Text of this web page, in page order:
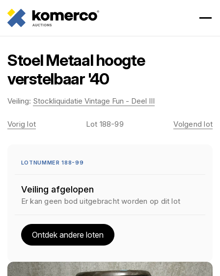
Stoel Metaal hoogte
verstelbaar '40
Veiling: Stockliquidatie Vintage Fun - Deel III
Vorig lot Lot 188-99 Volgend lot
LOTNUMMER 188-99
Veiling afgelopen
Er kan geen bod uitgebracht worden op dit lot
Ontdek andere loten